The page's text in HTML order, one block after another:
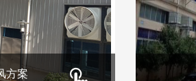
方案